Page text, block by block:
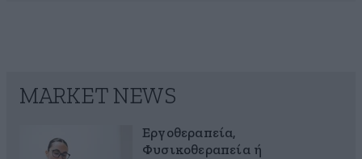
MARKET NEWS
Εργοθεραπεία,
Φυσικοθεραπεία ή